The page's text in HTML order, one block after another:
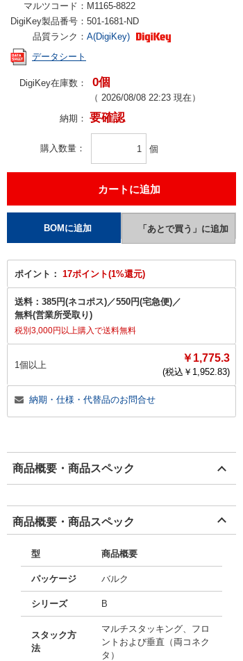
マルツコード： M1165-8822
DigiKey製品番号： 501-1681-ND
品質ランク： A(DigiKey)
データシート
DigiKey在庫数： 0個
（ 2026/08/08 22:23 現在）
納期： 要確認
購入数量 個
ポイント： 17ポイント(1%還元)
送料： 385円(ネコポス)／550円(宅急便)／
無料(営業所受取り)
税別3,000円以上購入で送料無料
1個以上
￥1,775.3
(税込￥ 1,952.83)
納期・仕様・代替品のお問合せ
商品概要・商品スペック
商品概要・商品スペック
型 商品概要
パッケージ バルク
シリーズ B
スタック方
法
マルチスタッキング、フロ
ントおよび垂直（両コネク
タ）